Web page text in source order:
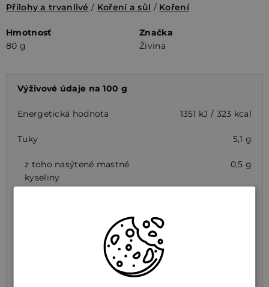
Přílohy a trvanlivé / Koření a sůl / Koření
Hmotnosť
80 g
Značka
Živina
Výživové údaje na 100 g
Energetická hodnota 1351 kJ / 323 kcal
Tuky 5,1 g
z toho nasýtené mastné
kyseliny
0,5 g